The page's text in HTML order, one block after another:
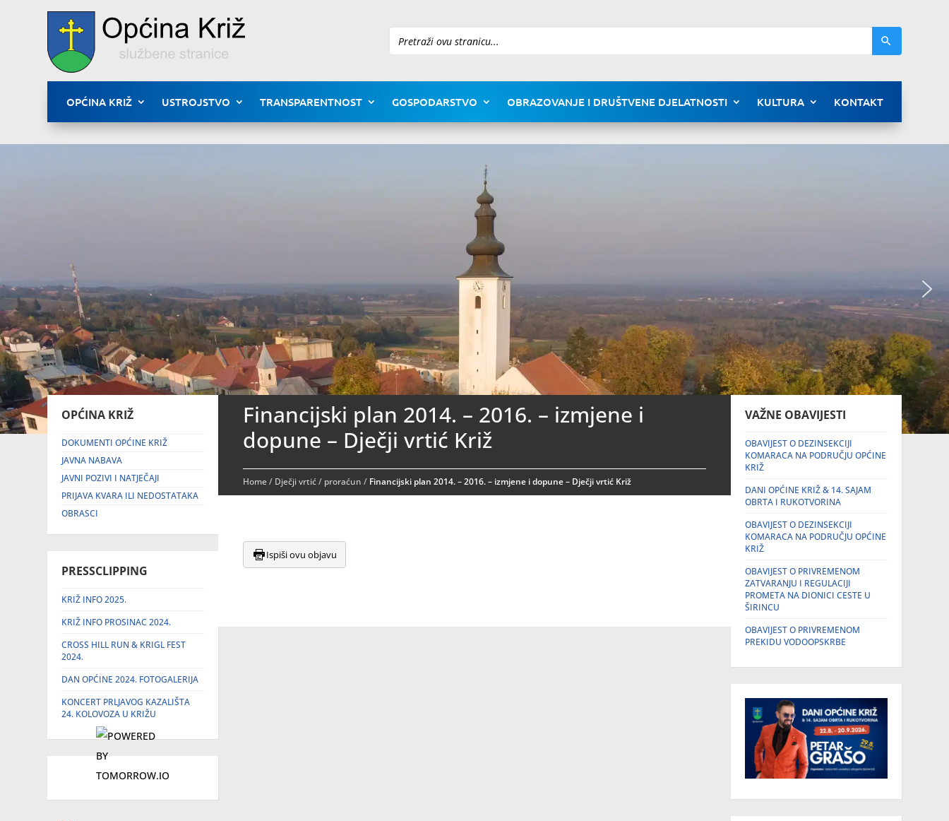
Pretraži
OPĆINA KRIŽ USTROJSTVO TRANSPARENTNOST GOSPODARSTVO OBRAZOVANJE I DRUŠTVENE DJELATNOSTI KULTURA KONTAKT
OPĆINA KRIŽ
DOKUMENTI OPĆINE KRIŽ
JAVNA NABAVA
JAVNI POZIVI I NATJEČAJI
PRIJAVA KVARA ILI NEDOSTATAKA
OBRASCI
PRESSCLIPPING
KRIŽ INFO 2025.
KRIŽ INFO PROSINAC 2024.
CROSS HILL RUN & KRIGL FEST
2024.
DAN OPĆINE 2024. FOTOGALERIJA
KONCERT PRLJAVOG KAZALIŠTA
24. KOLOVOZA U KRIŽU
Financijski plan 2014. – 2016. – izmjene i
dopune – Dječji vrtić Križ
Home/ Dječji vrtić/ proraćun / Financijski plan 2014. – 2016. – izmjene i dopune – Dječji vrtić Križ
Ispiši ovu objavu
VAŽNE OBAVIJESTI
OBAVIJEST O DEZINSEKCIJI
KOMARACA NA PODRUČJU OPĆINE
KRIŽ
DANI OPĆINE KRIŽ & 14. SAJAM
OBRTA I RUKOTVORINA
OBAVIJEST O DEZINSEKCIJI
KOMARACA NA PODRUČJU OPĆINE
KRIŽ
OBAVIJEST O PRIVREMENOM
ZATVARANJU I REGULACIJI
PROMETA NA DIONICI CESTE U
ŠIRINCU
OBAVIJEST O PRIVREMENOM
PREKIDU VODOOPSKRBE